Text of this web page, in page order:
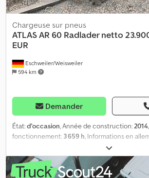
Eschweiler/Weisweiler
594 km
Chargeuse sur pneus
ATLASAR 60 Radlader netto
EUR
Demander
État:d'occasion, Année de construction:2014
fonctionnement: 3 659 h, Informations en
construction : 2014, 3 659 heures, poids en
4 850 kg, moteur Yanmar, 36,5 kW, système
hydraulique, 3e circuit hydraulique, godet,